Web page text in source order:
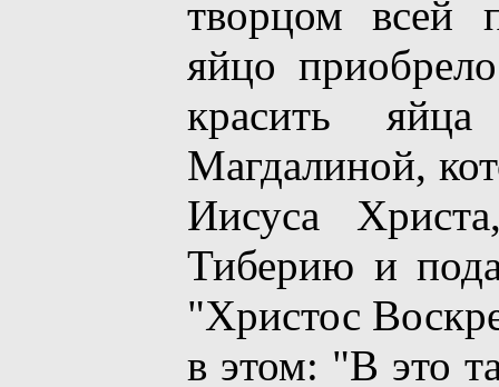
творцом всей
яйцо
красить
Магдалиной,
Иисуса
Тиберию и
"Христос
в этом: "В это